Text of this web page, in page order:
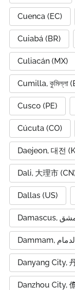
Cuenca (EC)
Cuiabá (BR)
Culiacán (MX)
Cumilla, কুমিল্লা
Cusco (PE)
Cúcuta (CO)
Daejeon, 대전
Dali, 大理市
Dallas (US)
Danyang City,
Danzhou City,